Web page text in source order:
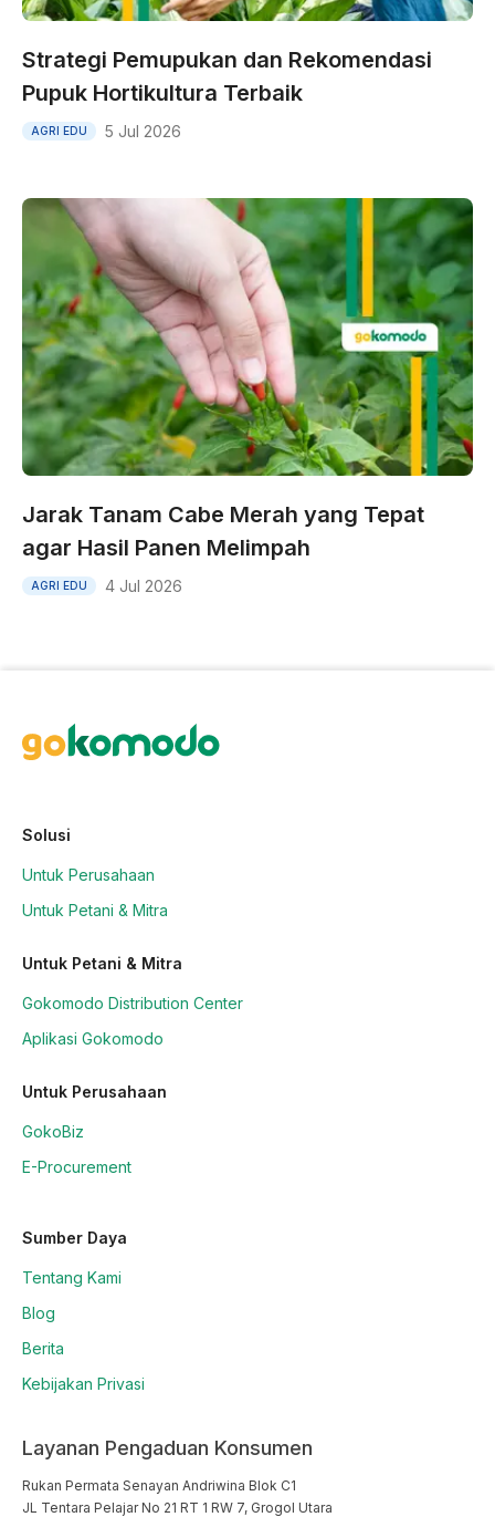
Strategi Pemupukan dan Rekomendasi
Pupuk Hortikultura Terbaik
AGRI EDU 5 Jul 2026
Jarak Tanam Cabe Merah yang Tepat
agar Hasil Panen Melimpah
AGRI EDU 4 Jul 2026
Solusi
Untuk Perusahaan
Untuk Petani & Mitra
Untuk Petani & Mitra
Gokomodo Distribution Center
Aplikasi Gokomodo
Untuk Perusahaan
GokoBiz
E-Procurement
Sumber Daya
Tentang Kami
Blog
Berita
Kebijakan Privasi
Layanan Pengaduan Konsumen
Rukan Permata Senayan Andriwina Blok C1
JL Tentara Pelajar No 21 RT 1 RW 7, Grogol Utara